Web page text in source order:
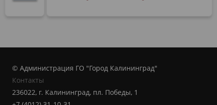
© Администрация ГО "Город Калининград"
Контакты
236022, г. Калининград, пл. Победы, 1